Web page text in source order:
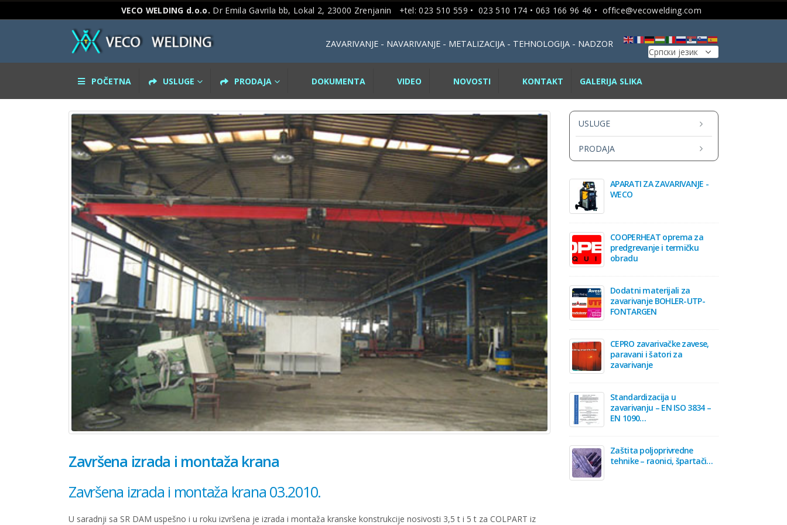
VECO WELDING d.o.o. Dr Emila Gavrila bb, Lokal 2, 23000 Zrenjanin +tel: 023 510 559 • 023 510 174 • 063 166 96 46 • office@vecowelding.com
ZAVARIVANJE - NAVARIVANJE - METALIZACIJA - TEHNOLOGIJA - NADZOR
POČETNA USLUGE PRODAJA DOKUMENTA VIDEO NOVOSTI KONTAKT GALERIJA SLIKA
Završena izrada i montaža krana
Završena izrada i montaža krana 03.2010.
U saradnji sa SR DAM uspešno i u roku izvršena je izrada i montaža kranske konstrukcije nosivosti 3,5 t i 5 t za COLPART iz
USLUGE
PRODAJA
APARATI ZA ZAVARIVANJE -
WECO
COOPERHEAT oprema za
predgrevanje i termičku
obradu
Dodatni materijali za
zavarivanje BOHLER-UTP-
FONTARGEN
CEPRO zavarivačke zavese,
paravani i šatori za
zavarivanje
Standardizacija u
zavarivanju – EN ISO 3834 –
EN 1090…
Zaštita poljoprivredne
tehnike – raonici, špartači…